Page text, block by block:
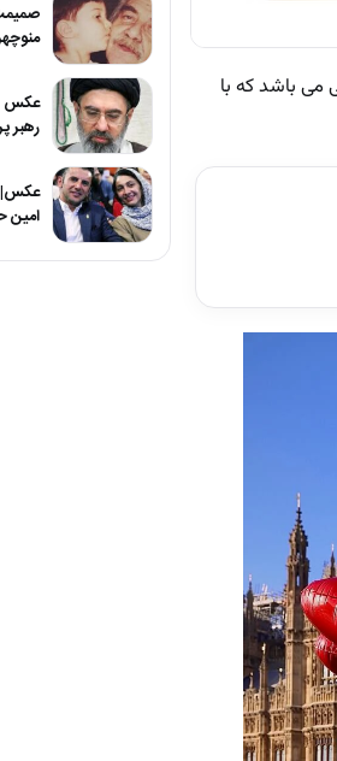
می باشد که با
عکس
رهبر
عکس|
امین